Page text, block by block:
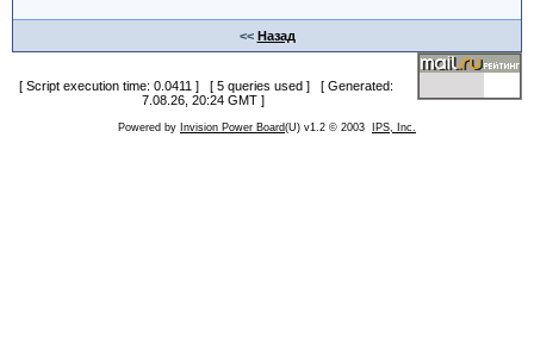
<< Назад
[ Script execution time: 0.0411 ] [ 5 queries used ] [ Generated:
7.08.26, 20:24 GMT ]
Powered by Invision Power Board(U) v1.2 © 2003 IPS, Inc.